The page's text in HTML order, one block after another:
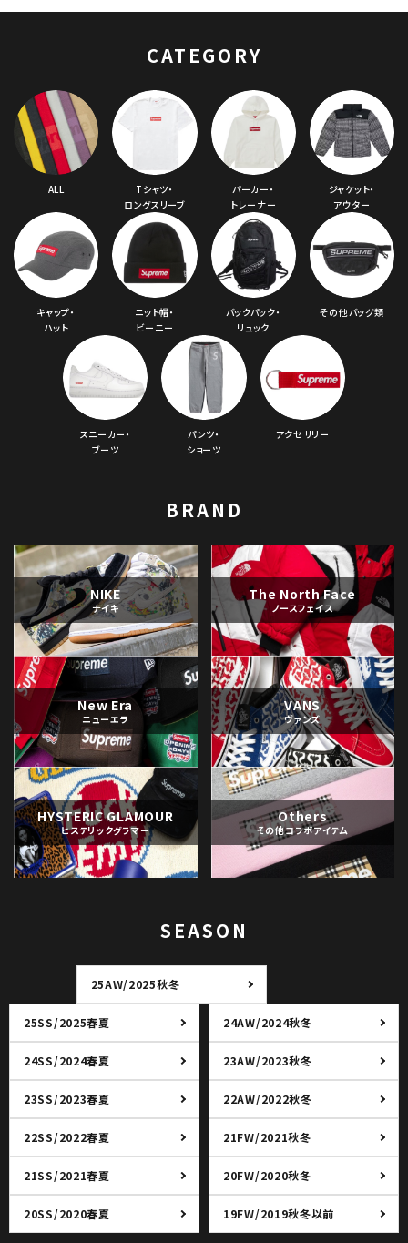
キーワードから探す
search
人気ワード 2026SS 2025AW 2025SS
Tシャツ・ロングスリーブ
キャップ・ハット
パーカー・クルーネック
ショルダー・ウエストバッグ
ボックスロゴ ブラックスウェット
カテゴリーから探す
コラボレーションブランドから探す
シーズンから探す
並び順
価格から探す
絞り込んで検索する
CATEGORY
ALL
Tシャツ・
ロングスリーブ
パーカー・
トレーナー
ジャケット・
アウター
キャップ・
ハット
ニット帽・
ビーニー
バックパック・
リュック
その他バッグ類
スニーカー・
ブーツ
パンツ・
ショーツ
アクセサリー
BRAND
NIKE
ナイキ
The North Face
ノースフェイス
New Era
ニューエラ
VANS
ヴァンズ
HYSTERIC GLAMOUR
ヒステリックグラマー
Others
その他コラボアイテム
SEASON
25AW/2025秋冬
25SS/2025春夏 24AW/2024秋冬
24SS/2024春夏 23AW/2023秋冬
23SS/2023春夏 22AW/2022秋冬
22SS/2022春夏 21FW/2021秋冬
21SS/2021春夏 20FW/2020秋冬
20SS/2020春夏 19FW/2019秋冬以前